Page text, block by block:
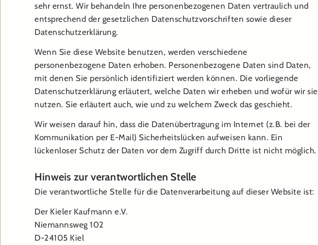
sehr ernst. Wir behandeln Ihre personenbezogenen Daten vertraulich und
entsprechend der gesetzlichen Datenschutzvorschriften sowie dieser
Datenschutzerklärung.
Wenn Sie diese Website benutzen, werden verschiedene
personenbezogene Daten erhoben. Personenbezogene Daten sind Daten,
mit denen Sie persönlich identifiziert werden können. Die vorliegende
Datenschutzerklärung erläutert, welche Daten wir erheben und wofür wir sie
nutzen. Sie erläutert auch, wie und zu welchem Zweck das geschieht.
Wir weisen darauf hin, dass die Datenübertragung im Internet (z.B. bei der
Kommunikation per E-Mail) Sicherheitslücken aufweisen kann. Ein
lückenloser Schutz der Daten vor dem Zugriff durch Dritte ist nicht möglich.
Hinweis zur verantwortlichen Stelle
Die verantwortliche Stelle für die Datenverarbeitung auf dieser Website ist:
Der Kieler Kaufmann e.V.
Niemannsweg 102
D-24105 Kiel